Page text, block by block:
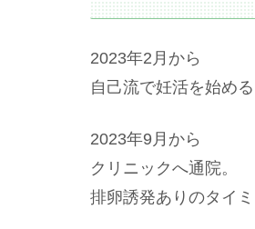
2023年2月から
自己流で妊活を始め
2023年9月から
クリニックへ通院。
排卵誘発ありのタイ